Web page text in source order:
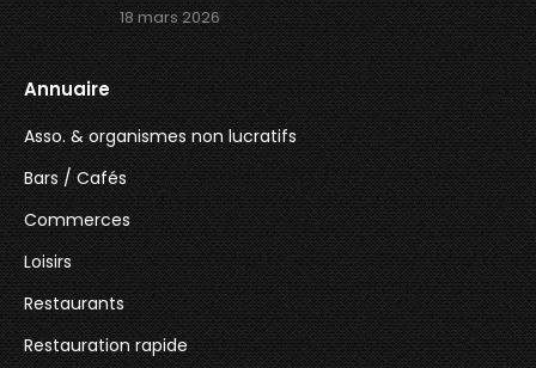
18 mars 2026
Annuaire
Asso. & organismes non lucratifs
Bars / Cafés
Commerces
Loisirs
Restaurants
Restauration rapide